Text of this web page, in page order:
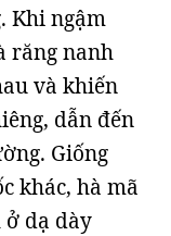
Khi ngậm
răng nanh
và khiến
dẫn đến
Giống
khác, hà mã
ở dạ dày